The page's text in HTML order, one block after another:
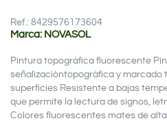
Ref.: 8429576173604
Marca: NOVASOL
Pintura topográfica fluorescente
señalizacióntopográfica y marcado
superficies Resistente a bajas
que permite la lectura de signos,
Colores fluorescentes mates de